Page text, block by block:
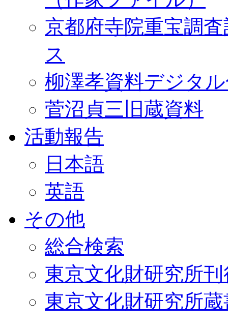
京都府寺院重宝調
ス
柳澤孝資料デジタ
菅沼貞三旧蔵資料
活動報告
日本語
英語
その他
総合検索
東京文化財研究所
東京文化財研究所